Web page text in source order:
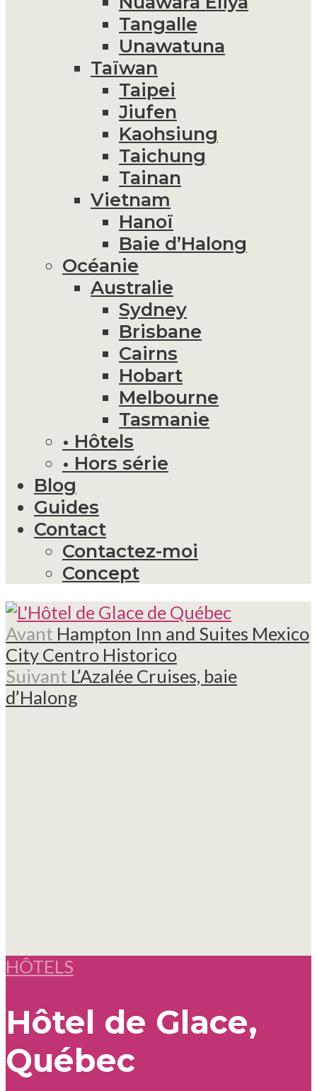
Tangalle
Unawatuna
Taïwan
Taipei
Jiufen
Kaohsiung
Taichung
Tainan
Vietnam
Hanoï
Baie d’Halong
Océanie
Australie
Sydney
Brisbane
Cairns
Hobart
Melbourne
Tasmanie
• Hôtels
• Hors série
Blog
Guides
Contact
Contactez-moi
Concept
Avant Hampton Inn and Suites Mexico
City Centro Historico
Suivant L’Azalée Cruises, baie
d’Halong
HÔTELS
Hôtel de Glace,
Québec